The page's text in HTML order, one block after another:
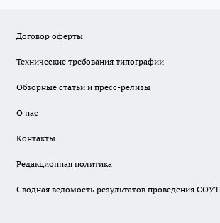
Договор оферты
Технические требования типографии
Обзорные статьи и пресс-релизы
О нас
Контакты
Редакционная политика
Сводная ведомость результатов проведения СОУТ